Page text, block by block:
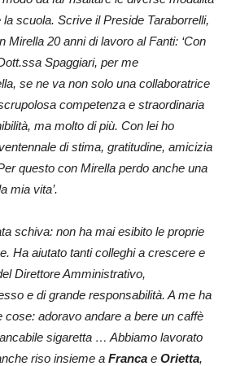
scuola. Scrive il Preside Taraborrelli,
Mirella 20 anni di lavoro al Fanti: ‘Con
Spaggiari, per me
se ne va non solo una collaboratrice
competenza e straordinaria
ma molto di più. Con lei ho
di stima, gratitudine, amicizia
questo con Mirella perdo anche una
mia vita’.
schiva: non ha mai esibito le proprie
Ha aiutato tanti colleghi a crescere e
Direttore Amministrativo,
e di grande responsabilità. A me ha
cose: adoravo andare a bere un caffè
sigaretta … Abbiamo lavorato
riso insieme a Francae Orietta,